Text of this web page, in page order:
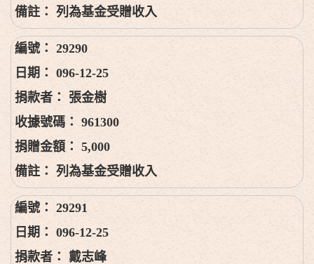
列為基金受贈收入
29290
096-12-25
張金樹
961300
5,000
列為基金受贈收入
29291
096-12-25
戴志峰